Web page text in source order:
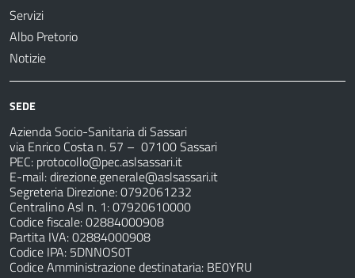
Servizi
Albo Pretorio
Notizie
SEDE
Azienda Socio-Sanitaria di Sassari
via Enrico Costa n. 57 – 07100 Sassari
PEC: protocollo@pec.aslsassari.it
E-mail:direzione.generale@aslsassari.it
Segreteria Direzione: 0792061232
Centralino Asl n. 1: 07920610000
Codice fiscale: 02884000908
Partita IVA: 02884000908
Codice IPA: 5DNNOS0T
Codice Amministrazione destinataria: BE0YRU